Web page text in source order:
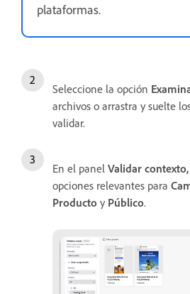
plataformas.
Seleccione la opción
archivos o arrastra y suelte
validar.
En el panel Validar contexto,
opciones relevantes para
Producto y Público.